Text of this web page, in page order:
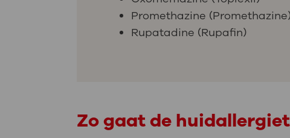
Promethazine
Rupatadine (Rupafin)
Zo gaat de